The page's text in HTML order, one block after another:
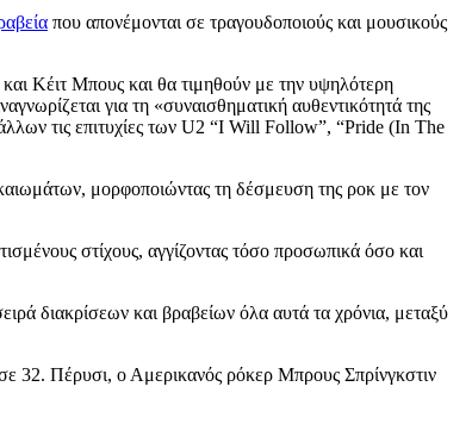
που απονέμονται σε τραγουδοποιούς και μουσικούς
Κέιτ Μπους και θα τιμηθούν με την υψηλότερη
για τη «συναισθηματική αυθεντικότητά της
τις επιτυχίες των U2 “I Will Follow”, “Pride (In The
μορφοποιώντας τη δέσμευση της ροκ με τον
στίχους, αγγίζοντας τόσο προσωπικά όσο και
διακρίσεων και βραβείων όλα αυτά τα χρόνια, μεταξύ
32. Πέρυσι, ο Αμερικανός ρόκερ Μπρους Σπρίνγκστιν